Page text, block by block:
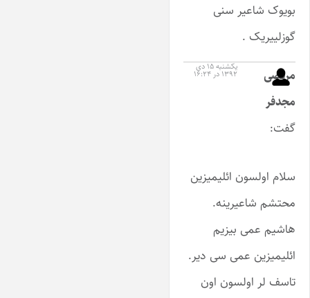
بویوک شاعیر سنی
گوزلییریک .
مرتضی
مجدفر
گفت:
یکشنبه ۱۵ دی
۱۳۹۲ در ۱۶:۲۴
سلام اولسون ائلیمیزین
محتشم شاعیرینه.
هاشیم عمی بیزیم
ائلیمیزین عمی سی دیر.
تاسف لر اولسون اون